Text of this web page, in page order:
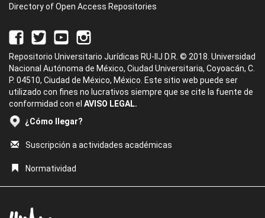
Directory of Open Access Repositories
Repositorio Universitario Jurídicas RU-IIJ D.R. © 2018. Universidad
Nacional Autónoma de México, Ciudad Universitaria, Coyoacán, C.
P. 04510, Ciudad de México, México. Este sitio web puede ser
utilizado con fines no lucrativos siempre que se cite la fuente de
conformidad con el AVISO LEGAL.
¿Cómo llegar?
Suscripción a actividades académicas
Normatividad